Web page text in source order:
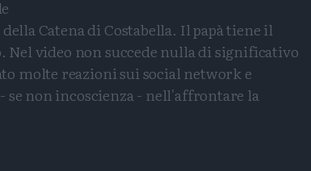
Catena di Costabella. Il papà tiene il
Nel video non succede nulla di significativo
molte reazioni sui social network e
se non incoscienza - nell'affrontare la